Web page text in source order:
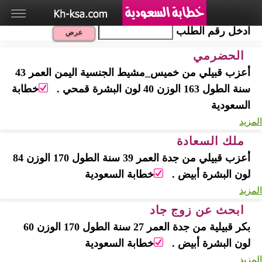
ادخل رقم الطلب
الحضرمي
أعزب قبيلي من خميس_مشيط الجنسية اليمن العمر 43
سنة الطول 163 الوزن 40 لون البشرة قمحي .
خطابة
السعودية
المزيد
ملك السعادة
أعزب قبيلي من جدة العمر 39 سنة الطول 170 الوزن 84
لون البشرة أبيض .
خطابة السعودية
المزيد
ابحث عن زوج جاد
بكر قبيلية من جدة العمر 27 سنة الطول 170 الوزن 60
لون البشرة أبيض .
خطابة السعودية
المزيد